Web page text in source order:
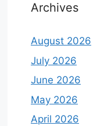
Archives
August 2026
July 2026
June 2026
May 2026
April 2026